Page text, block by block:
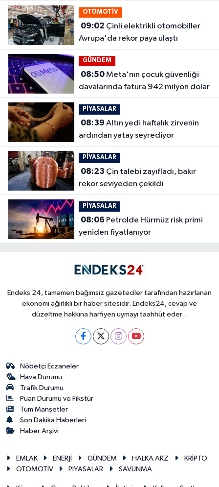
OTOMOTİV
09:02
Avrupa'da rekor paya ulaştı
GÜNDEM
08:50Meta'nın çocuk güvenliği
davalarında fatura 942 milyon dolar
PİYASALAR
08:39
ardından yatay seyrediyor
PİYASALAR
08:23
rekor seviyeden çekildi
PİYASALAR
08:06
yeniden fiyatlanıyor
Endeks 24, tamamen bağımsız gazeteciler tarafından hazırlanan
ekonomi ağırlıklı bir haber sitesidir. Endeks24, cevap ve
düzeltme hakkına harfiyen uymayı taahhüt eder...
Nöbetçi Eczaneler
Hava Durumu
Trafik Durumu
Puan Durumu ve Fikstür
Tüm Manşetler
Son Dakika Haberleri
Haber Arşivi
EMLAK ENERJİ GÜNDEM HALKA ARZ
KRİPTO
OTOMOTİV
PİYASALAR SAVUNMA